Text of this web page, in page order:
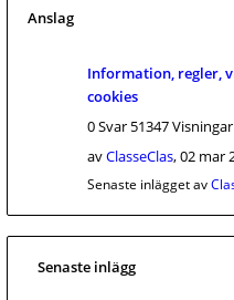
Anslag
Information, regler,
cookies
0 Svar 51347 Visningar
avClasseClas,02 mar
Senaste inlägget av
Senaste inlägg